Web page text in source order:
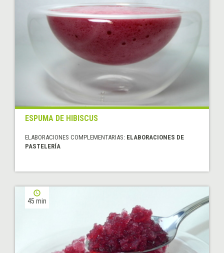
ESPUMA DE HIBISCUS
ELABORACIONES COMPLEMENTARIAS: ELABORACIONES DE
PASTELERÍA
45 min